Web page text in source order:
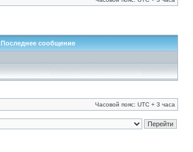
Последнее сообщение
Часовой пояс: UTC + 3 часа